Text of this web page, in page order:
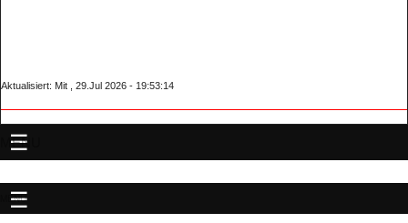
Aktualisiert: Mit , 29.Jul 2026 - 19:53:14
MENU
MENU